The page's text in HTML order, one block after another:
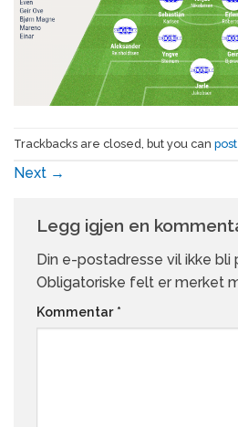
Trackbacks are closed, but you can
Next →
Legg igjen en
Din e-postadresse vil ikke bli
Obligatoriske felt er merket
Kommentar *